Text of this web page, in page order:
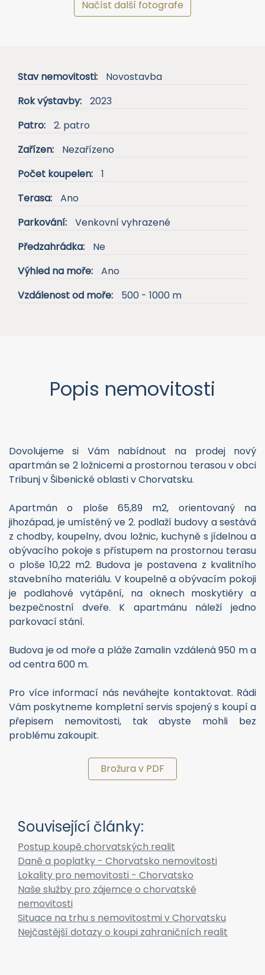
Načíst další fotografe
Stav nemovitosti:
Novostavba
Rok výstavby:
2023
Patro:
2. patro
Zařízen:
Nezařízeno
Počet koupelen:
1
Terasa:
Ano
Parkování:
Venkovní vyhrazené
Předzahrádka:
Ne
Výhled na moře:
Ano
Vzdálenost od moře:
500 - 1000 m
Popis nemovitosti
Dovolujeme si Vám nabídnout na prodej nový
apartmán se 2 ložnicemi a prostornou terasou v obci
Tribunj v Šibenické oblasti v Chorvatsku.
Apartmán o ploše 65,89 m2, orientovaný na
jihozápad, je umístěný ve 2. podlaží budovy a sestává
z chodby, koupelny, dvou ložnic, kuchyně s jídelnou a
obývacího pokoje s přístupem na prostornou terasu
o ploše 10,22 m2. Budova je postavena z kvalitního
stavebního materiálu. V koupelně a obývacím pokoji
je podlahové vytápění, na oknech moskytiéry a
bezpečnostní dveře. K apartmánu náleží jedno
parkovací stání.
Budova je od moře a pláže Zamalin vzdálená 950 m a
od centra 600 m.
Pro více informací nás neváhejte kontaktovat. Rádi
Vám poskytneme kompletní servis spojený s koupí a
přepisem nemovitosti, tak abyste mohli bez
problému zakoupit.
Brožura v PDF
Související články:
Postup koupě chorvatských realit
Daně a poplatky - Chorvatsko nemovitosti
Lokality pro nemovitosti - Chorvatsko
Naše služby pro zájemce o chorvatské
nemovitosti
Situace na trhu s nemovitostmi v Chorvatsku
Nejčastější dotazy o koupi zahraničních realit